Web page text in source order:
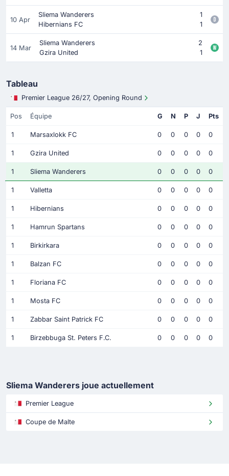
10 Apr
Sliema Wanderers
1
Hibernians FC
1
14 Mar
Sliema Wanderers
2
Gzira United
1
Tableau
Premier League 26/27, Opening Round
Pos Équipe G N P J Pts
1 Marsaxlokk FC 0 0 0 0 0
1 Gzira United 0 0 0 0 0
1 Sliema Wanderers 0 0 0 0 0
1 Valletta 0 0 0 0 0
1 Hibernians 0 0 0 0 0
1 Hamrun Spartans 0 0 0 0 0
1 Birkirkara 0 0 0 0 0
1 Balzan FC 0 0 0 0 0
1 Floriana FC 0 0 0 0 0
1 Mosta FC 0 0 0 0 0
1 Zabbar Saint Patrick FC 0 0 0 0 0
1 Birzebbuga St. Peters F.C. 0 0 0 0 0
Sliema Wanderers joue actuellement
Premier League
Coupe de Malte